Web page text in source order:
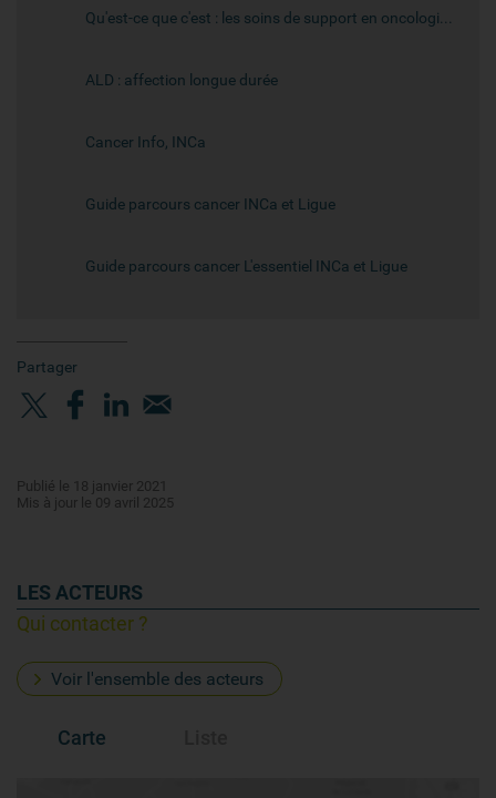
ALD : affection longue durée
Cancer Info, INCa
Guide parcours cancer INCa et Ligue
Guide parcours cancer L'essentiel INCa et Ligue
Partager
Publié le 18 janvier 2021
Mis à jour le 09 avril 2025
LES ACTEURS
Qui contacter ?
Voir l'ensemble des acteurs
Carte